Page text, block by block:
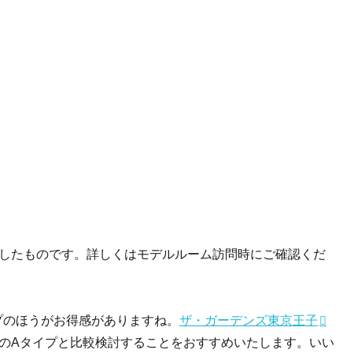
たものです。詳しくはモデルルーム訪問時にご確認くだ
ほうがお得感がありますね。 ザ・ガーデンズ東京王子
Aタイプと比較検討することをおすすめいたします。いい